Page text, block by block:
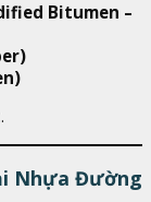
Bitumen –
.
Nhựa Đường